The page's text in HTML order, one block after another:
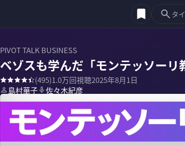
PIVOT TALK BUSINESS
ベゾスも学んだ「モンテッソー
(495)1.0万回視聴2025年8月1日
島村華子
佐々木紀彦